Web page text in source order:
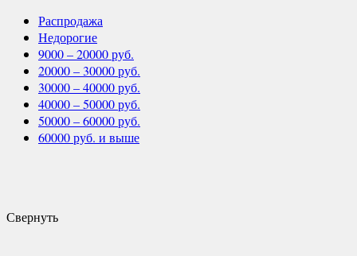
Распродажа
Недорогие
9000 – 20000 руб.
20000 – 30000 руб.
30000 – 40000 руб.
40000 – 50000 руб.
50000 – 60000 руб.
60000 руб. и выше
Свернуть